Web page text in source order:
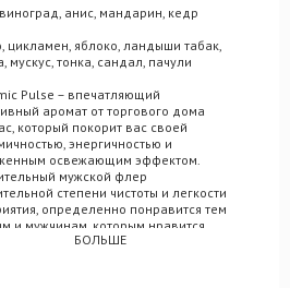
анис, мандарин, кедр
цикламен, яблоко, ландыши табак,
мускус, тонка, сандал, пачули
Pulse – впечатляющий
аромат от торгового дома
который покорит вас своей
энергичностью и
освежающим эффектом.
мужской флер
степени чистоты и легкости
определенно понравится тем
и мужчинам, которым нравится
активными и жизнерадостными.
будут верными помощниками
БОЛЬШЕ